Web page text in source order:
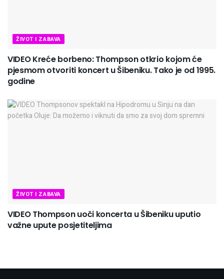
ŽIVOT I ZABAVA
VIDEO Kreće borbeno: Thompson otkrio kojom će
pjesmom otvoriti koncert u Šibeniku. Tako je od 1995.
godine
ŽIVOT I ZABAVA
VIDEO Thompson uoči koncerta u Šibeniku uputio
važne upute posjetiteljima